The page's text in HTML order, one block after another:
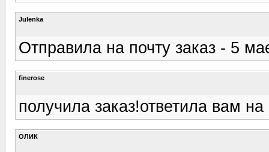
Julenka
Отправила на почту заказ - 5
finerose
получила заказ!ответила вам
ОЛИК